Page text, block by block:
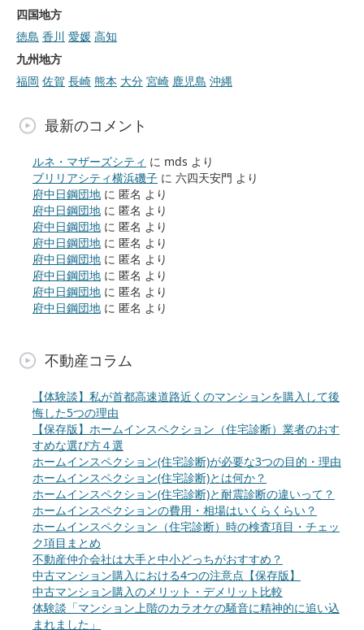
四国地方
徳島 香川 愛媛 高知
九州地方
福岡 佐賀 長崎 熊本 大分 宮崎 鹿児島 沖縄
最新のコメント
ルネ・マザーズシティ に mds より
ブリリアシティ横浜磯子 に 六四天安門 より
府中日鋼団地 に 匿名 より
府中日鋼団地 に 匿名 より
府中日鋼団地 に 匿名 より
府中日鋼団地 に 匿名 より
府中日鋼団地 に 匿名 より
府中日鋼団地 に 匿名 より
府中日鋼団地 に 匿名 より
府中日鋼団地 に 匿名 より
不動産コラム
【体験談】私が首都高速道路近くのマンションを購入して後
悔した5つの理由
【保存版】ホームインスペクション（住宅診断）業者のおす
すめな選び方４選
ホームインスペクション(住宅診断)が必要な3つの目的・理由
ホームインスペクション(住宅診断)とは何か？
ホームインスペクション(住宅診断)と耐震診断の違いって？
ホームインスペクションの費用・相場はいくらくらい？
ホームインスペクション（住宅診断）時の検査項目・チェッ
ク項目まとめ
不動産仲介会社は大手と中小どっちがおすすめ？
中古マンション購入における4つの注意点【保存版】
中古マンション購入のメリット・デメリット比較
体験談「マンション上階のカラオケの騒音に精神的に追い込
まれました」